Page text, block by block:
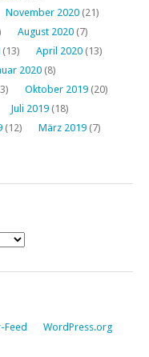
November 2020 (21)
August 2020 (7)
(13) April 2020 (13)
2020 (8)
Oktober 2019 (20)
Juli 2019 (18)
(12) März 2019 (7)
Feed WordPress.org